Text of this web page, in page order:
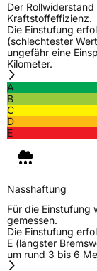
Der
Kraftstoffeffizienz.
Die Einstufung
(schlechtester
ungefähr eine
Kilometer.
A
B
C
D
E
Nasshaftung
Für die Einstufung
gemessen.
Die Einstufung
E (längster
um rund 3 bis 6